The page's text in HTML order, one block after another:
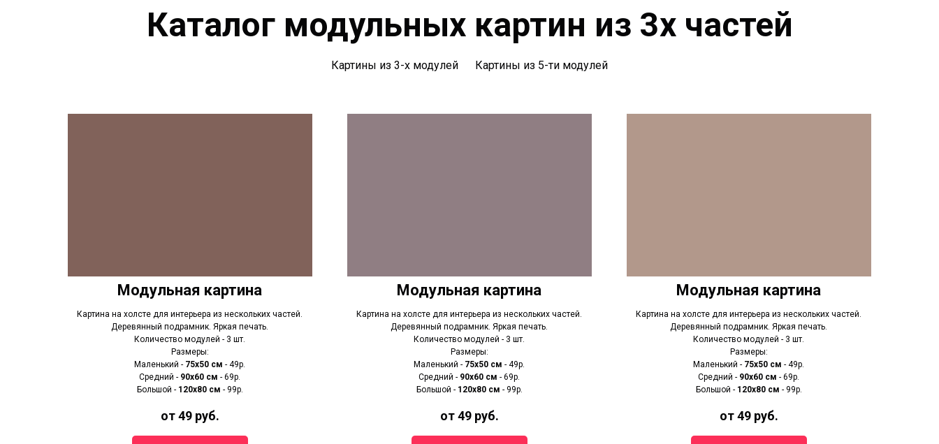
Каталог модульных картин из 3х частей
Картины из 3-х модулей Картины из 5-ти модулей
Модульная картина
Картина на холсте для интерьера из нескольких частей.
Деревянный подрамник. Яркая печать.
Количество модулей - 3 шт.
Размеры:
Маленький - 75х50 см - 49р.
Средний - 90x60 см - 69р.
Большой - 120х80 см - 99р.
от 49 руб.
Модульная картина
Картина на холсте для интерьера из нескольких частей.
Деревянный подрамник. Яркая печать.
Количество модулей - 3 шт.
Размеры:
Маленький - 75х50 см - 49р.
Средний - 90x60 см - 69р.
Большой - 120х80 см - 99р.
от 49 руб.
Модульная картина
Картина на холсте для интерьера из нескольких частей.
Деревянный подрамник. Яркая печать.
Количество модулей - 3 шт.
Размеры:
Маленький - 75х50 см - 49р.
Средний - 90x60 см - 69р.
Большой - 120х80 см - 99р.
от 49 руб.